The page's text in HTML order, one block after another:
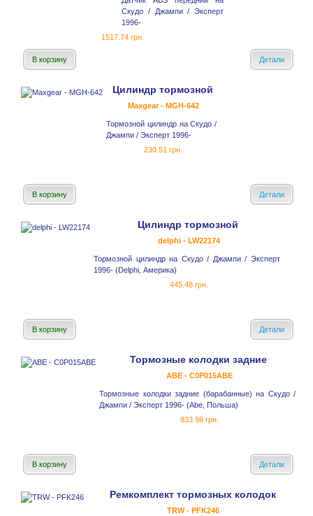
Скудо / Джампи / Эксперт
1996-
1517.74 грн.
В корзину Детали
Цилиндр тормозной
Maxgear - MGH-642
Тормозной цилиндр на Скудо /
Джампи / Эксперт 1996-
230.51 грн.
В корзину Детали
Цилиндр тормозной
delphi - LW22174
Тормозной цилиндр на Скудо / Джампи / Эксперт
1996- (Delphi, Америка)
445.48 грн.
В корзину Детали
Тормозные колодки задние
ABE - C0P015ABE
Тормозные колодки задние (барабанные) на Скудо /
Джампи / Эксперт 1996- (Abe, Польша)
833.98 грн.
В корзину Детали
Ремкомплект тормозных колодок
TRW - PFK246